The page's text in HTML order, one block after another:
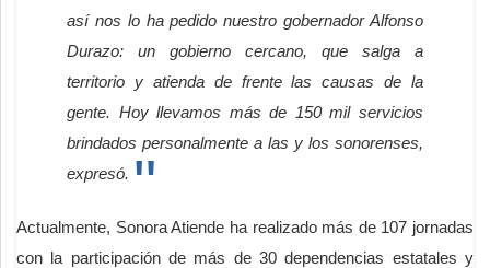
así nos lo ha pedido nuestro gobernador Alfonso
Durazo: un gobierno cercano, que salga a
territorio y atienda de frente las causas de la
gente. Hoy llevamos más de 150 mil servicios
brindados personalmente a las y los sonorenses,
expresó.
Actualmente, Sonora Atiende ha realizado más de 107 jornadas
con la participación de más de 30 dependencias estatales y